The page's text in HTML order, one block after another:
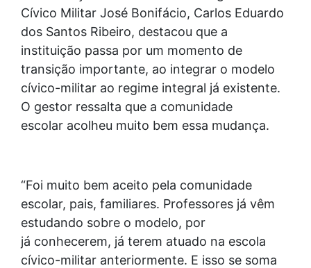
Cívico Militar José Bonifácio, Carlos Eduardo
dos Santos Ribeiro, destacou que a
instituição passa por um momento de
transição importante, ao integrar o modelo
cívico-militar ao regime integral já existente.
O gestor ressalta que a comunidade
escolar acolheu muito bem essa mudança.
“Foi muito bem aceito pela comunidade
escolar, pais, familiares. Professores já vêm
estudando sobre o modelo, por
já conhecerem, já terem atuado na escola
cívico-militar anteriormente. E isso se soma